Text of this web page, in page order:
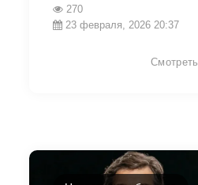
270
23 февраля, 2026 20:37
Смотреть